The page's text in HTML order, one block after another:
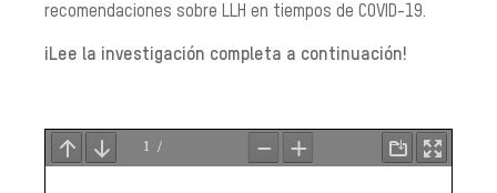
recomendaciones sobre LLH en tiempos de COVID-19.
¡Lee la investigación completa a continuación!